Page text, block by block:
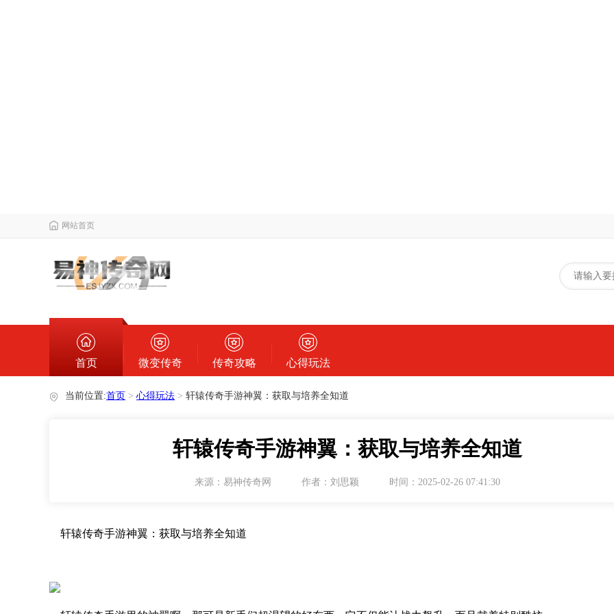
网站首页
栏目导航
心得玩法
首页 微变传奇 传奇攻略 心得玩法
当前位置:首页 > 心得玩法 > 轩辕传奇手游神翼：获取与培养全知道
轩辕传奇手游神翼：获取与培养全知道
来源：易神传奇网 作者：刘思颖 时间：2025-02-26 07:41:30
轩辕传奇手游神翼：获取与培养全知道